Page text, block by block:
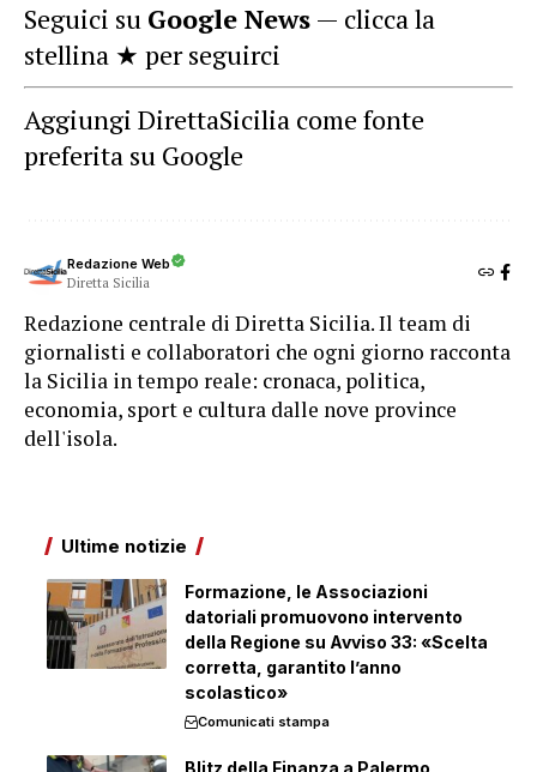
Seguici su Google News — clicca la
stellina ★ per seguirci
Aggiungi DirettaSicilia come fonte
preferita su Google
Redazione Web
Diretta Sicilia
Redazione centrale di Diretta Sicilia. Il team di
giornalisti e collaboratori che ogni giorno racconta
la Sicilia in tempo reale: cronaca, politica,
economia, sport e cultura dalle nove province
dell'isola.
Ultime notizie
Formazione, le Associazioni
datoriali promuovono intervento
della Regione su Avviso 33: «Scelta
corretta, garantito l’anno
scolastico»
Comunicati stampa
Blitz della Finanza a Palermo,